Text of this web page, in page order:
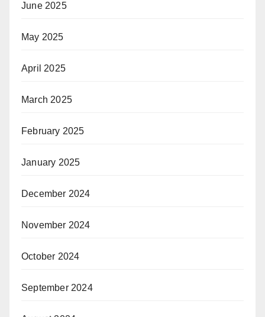
June 2025
May 2025
April 2025
March 2025
February 2025
January 2025
December 2024
November 2024
October 2024
September 2024